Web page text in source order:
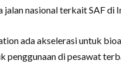
jalan nasional terkait SAF di
ada akselerasi untuk
penggunaan di pesawat